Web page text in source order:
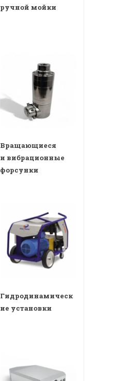
ручной мойки
Вращающиеся
и вибрационные
форсунки
Гидродинамическ
ие установки